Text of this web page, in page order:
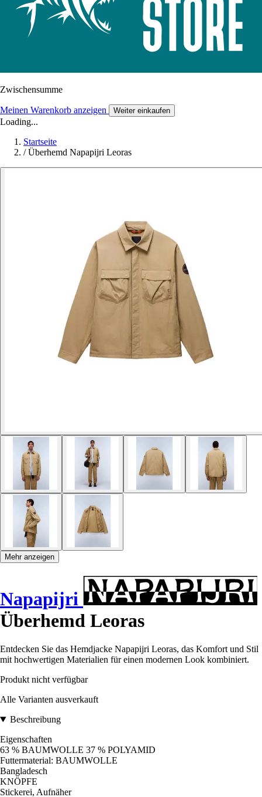
Zwischensumme
Meinen Warenkorb anzeigen Weiter einkaufen
Loading...
Startseite
/ Überhemd Napapijri Leoras
Mehr anzeigen
Napapijri
Überhemd Leoras
Entdecken Sie das Hemdjacke Napapijri Leoras, das Komfort und Stil
mit hochwertigen Materialien für einen modernen Look kombiniert.
Produkt nicht verfügbar
Alle Varianten ausverkauft
Beschreibung
Eigenschaften
63 % BAUMWOLLE 37 % POLYAMID
Futtermaterial: BAUMWOLLE
Bangladesch
KNÖPFE
Stickerei, Aufnäher